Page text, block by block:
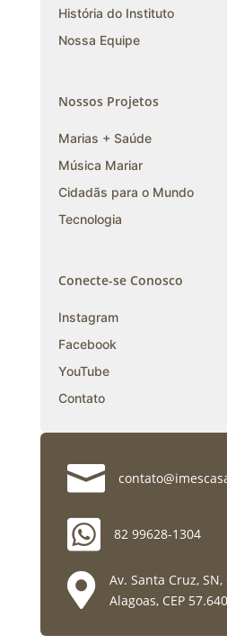
História do Instituto
Nossa Equipe
Nossos Projetos
Marias + Saúde
Música Mariar
Cidadãs para o Mundo
Tecnologia
Conecte-se Conosco
Instagram
Facebook
YouTube
Contato

 82 99628-1304

Av. Santa Cruz,
Alagoas, CEP